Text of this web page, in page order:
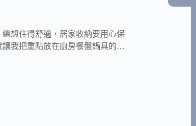
想住得舒適，居家收納要用心保
讓我把重點放在廚房餐盤鍋具的…